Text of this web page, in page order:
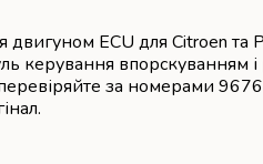
двигуном ECU для Citroen та
керування впорскуванням
перевіряйте за номерами